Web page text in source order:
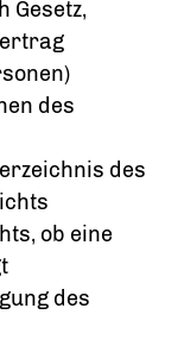
Gesetz,
des
des
ob eine
des